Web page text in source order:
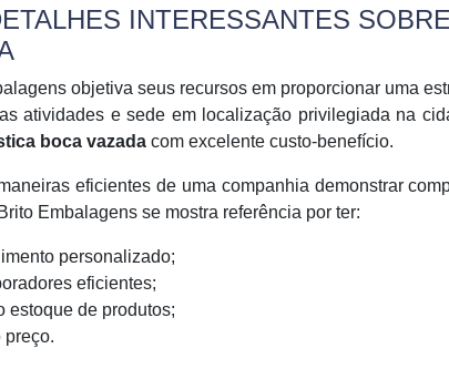
INTERESSANTES
objetiva seus recursos em proporcionar uma
atividades e sede em localização privilegiada na
boca vazada com excelente custo-benefício.
eficientes de uma companhia demonstrar
Embalagens se mostra referência por ter:
personalizado;
eficientes;
estoque de produtos;
preço.